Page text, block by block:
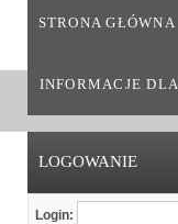
STRONA GŁÓWNA
INFORMACJE
LOGOWANIE
Login: